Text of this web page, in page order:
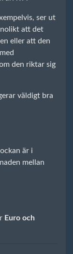
ser ut
att det
eller att den
den riktar sig
väldigt bra
är i
mellan
Euro och